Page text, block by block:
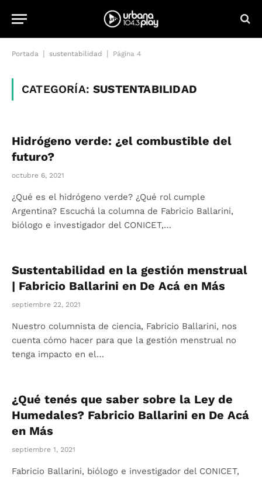
Portada sustentabilidad Página 4
CATEGORÍA:SUSTENTABILIDAD
Hidrógeno verde: ¿el combustible del
futuro?
octubre 6, 2021
¿Qué es el hidrógeno verde? ¿Qué rol cumple
Argentina? Escuchá la columna de Fabricio Ballarini,
biólogo e investigador del CONICET,…
Sustentabilidad en la gestión menstrual
| Fabricio Ballarini en De Acá en Más
septiembre 22, 2021
Nuestro columnista de ciencia, Fabricio Ballarini, nos
cuenta cómo hacer para que la gestión menstrual no
tenga impacto en el…
¿Qué tenés que saber sobre la Ley de
Humedales? Fabricio Ballarini en De Acá
en Más
septiembre 1, 2021
Fabricio Ballarini, biólogo e investigador del CONICET,